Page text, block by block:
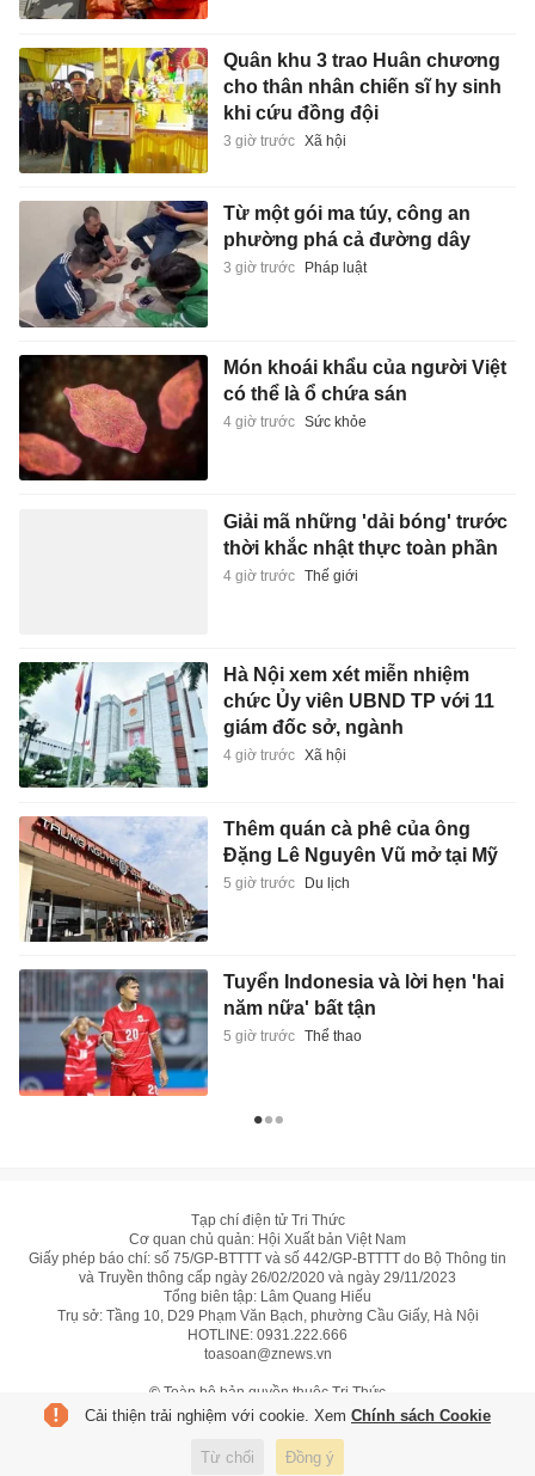
Quân khu 3 trao Huân chương
cho thân nhân chiến sĩ hy sinh
khi cứu đồng đội
3 giờ trước Xã hội
Từ một gói ma túy, công an
phường phá cả đường dây
3 giờ trước Pháp luật
Món khoái khẩu của người Việt
có thể là ổ chứa sán
4 giờ trước Sức khỏe
Giải mã những 'dải bóng' trước
thời khắc nhật thực toàn phần
4 giờ trước Thế giới
Hà Nội xem xét miễn nhiệm
chức Ủy viên UBND TP với 11
giám đốc sở, ngành
4 giờ trước Xã hội
Thêm quán cà phê của ông
Đặng Lê Nguyên Vũ mở tại Mỹ
5 giờ trước Du lịch
Tuyển Indonesia và lời hẹn 'hai
năm nữa' bất tận
5 giờ trước Thể thao
Tạp chí điện tử Tri Thức
Cơ quan chủ quản: Hội Xuất bản Việt Nam
Giấy phép báo chí: số 75/GP-BTTTT và số 442/GP-BTTTT do Bộ Thông tin
và Truyền thông cấp ngày 26/02/2020 và ngày 29/11/2023
Tổng biên tập: Lâm Quang Hiếu
Trụ sở: Tầng 10, D29 Phạm Văn Bạch, phường Cầu Giấy, Hà Nội
HOTLINE: 0931.222.666
toasoan@znews.vn
© Toàn bộ bản quyền thuộc Tri Thức
Cải thiện trải nghiệm với cookie. Xem Chính sách Cookie
Từ chối Đồng ý